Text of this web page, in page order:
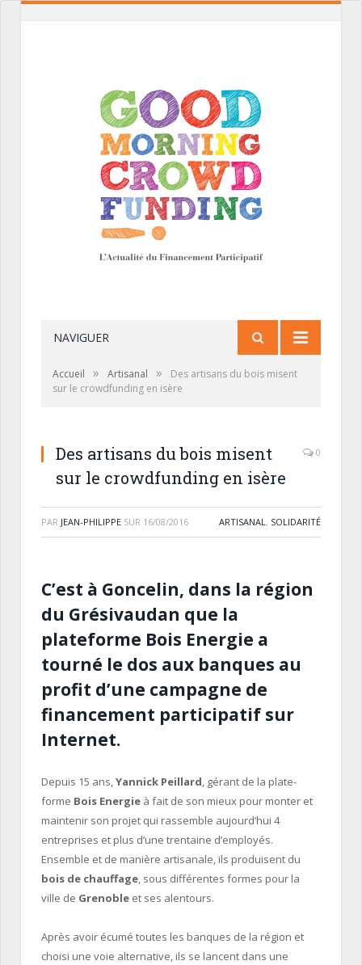
NAVIGUER
Accueil » Artisanal »
Des artisans du bois misent
sur le crowdfunding en isère
Des artisans du bois misent
sur le crowdfunding en isère
0
PAR JEAN-PHILIPPE SUR 16/08/2016 ARTISANAL, SOLIDARITÉ
C’est à Goncelin, dans la région
du Grésivaudan que la
plateforme Bois Energie a
tourné le dos aux banques au
profit d’une campagne de
financement participatif sur
Internet.
Depuis 15 ans,Yannick Peillard, gérant de la plate-
forme Bois Energie à fait de son mieux pour monter et
maintenir son projet qui rassemble aujourd’hui 4
entreprises et plus d’une trentaine d’employés.
Ensemble et de manière artisanale, ils produisent du
bois de chauffage, sous différentes formes pour la
ville de Grenoble et ses alentours.
Après avoir écumé toutes les banques de la région et
choisi une voie alternative, ils se lancent dans une